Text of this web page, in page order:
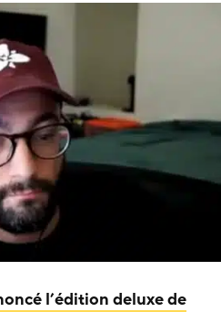
l’édition deluxe de